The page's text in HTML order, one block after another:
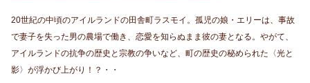
20世紀の中頃のアイルランドの田舎町ラスモイ。孤児の娘・エリーは、事故
で妻子を失った男の農場で働き、恋愛を知らぬまま彼の妻となる。やがて、
アイルランドの抗争の歴史と宗教の争いなど、町の歴史の秘められた〈光と
影〉が浮かび上がり！？・・